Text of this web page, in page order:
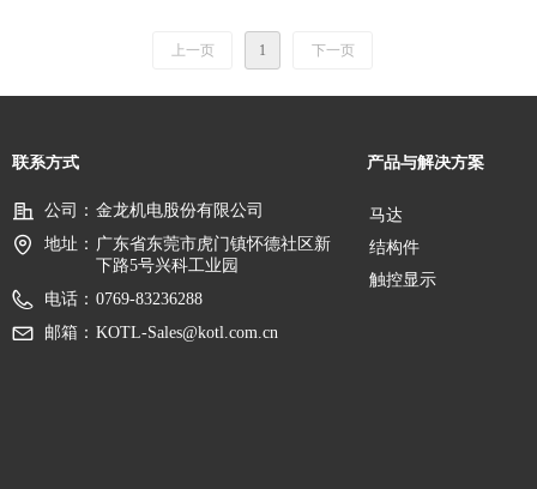
上一页 1 下一页
联系方式
公司： 金龙机电股份有限公司
地址： 广东省东莞市虎门镇怀德社区新
下路5号兴科工业园
电话： 0769-83236288
邮箱： KOTL-Sales@kotl.com.cn
产品与解决方案
马达
结构件
触控显示